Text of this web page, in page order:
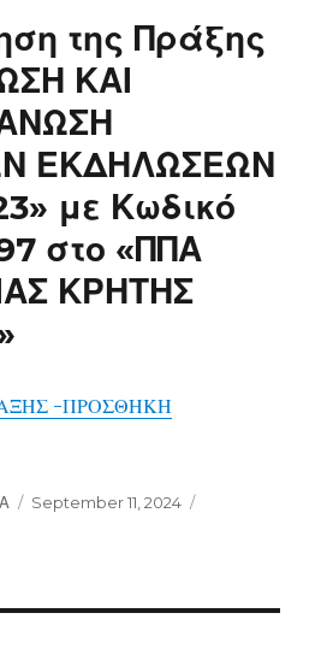
της Πράξης
ΚΑΙ
ΕΚΔΗΛΩΣΕΩΝ
με Κωδικό
στο «ΠΠΑ
ΚΡΗΤΗΣ
-ΠΡΟΣΘΗΚΗ
Posted
September 11, 2024